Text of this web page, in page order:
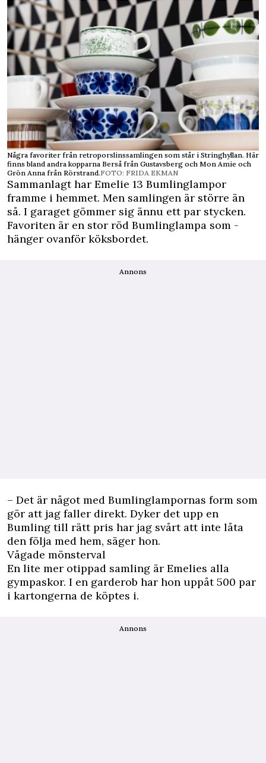
Några favoriter från retroporslinssamlingen som står i Stringhyllan. Här
finns bland andra kopparna Berså från Gustavsberg och Mon Amie och
Grön Anna från Rörstrand.FOTO: FRIDA EKMAN
Sammanlagt har Emelie 13 Bumlinglampor
framme i hemmet. Men samlingen är större än
så. I garaget gömmer sig ännu ett par stycken.
Favoriten är en stor röd Bumlinglampa som ­
hänger ovanför köksbordet.
Annons
– Det är något med Bumlinglampornas form som
gör att jag faller direkt. Dyker det upp en
Bumling till rätt pris har jag svårt att inte låta
den följa med hem, säger hon.
Vågade mönsterval
En lite mer otippad samling är Emelies alla
gympaskor. I en garderob har hon uppåt 500 par
i kartongerna de ­köptes i.
Annons